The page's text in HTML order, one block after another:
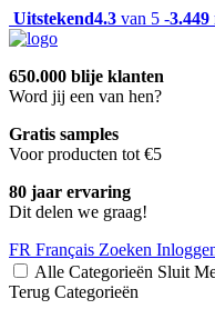
Uitstekend4.3 van 5 -3.449
650.000 blije klanten
Word jij een van hen?
Gratis samples
Voor producten tot €5
80 jaar ervaring
Dit delen we graag!
FR Français Zoeken
Alle Categorieën Sluit
Terug Categorieën